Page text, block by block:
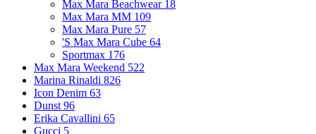
Max Mara Beachwear 18
Max Mara MM 109
Max Mara Pure 57
'S Max Mara Cube 64
Sportmax 176
Max Mara Weekend 522
Marina Rinaldi 826
Icon Denim 63
Dunst 96
Erika Cavallini 65
Gucci 5